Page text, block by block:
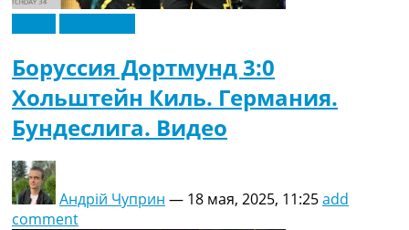
Боруссия Дортмунд 3:0
Хольштейн Киль. Германия.
Бундеслига. Видео
Андрій Чуприн — 18 мая, 2025, 11:25add
comment